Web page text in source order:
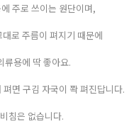
주로 쓰이는 원단이며,
로 주름이 펴지기 때문에
류용에 딱 좋아요.
면 구김 자국이 쫙 펴진답니다.
침은 없습니다.